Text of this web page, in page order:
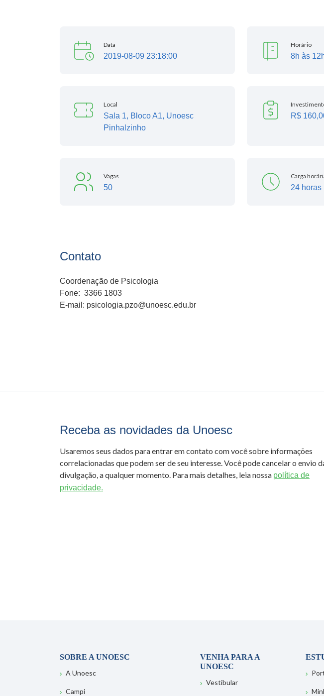
Data
2019-08-09 23:18:00
Horário
8h às
Local
Sala 1, Bloco A1, Unoesc
Pinhalzinho
R$
Vagas
50
Carga
24 horas
Contato
Coordenação de Psicologia
Fone: 3366 1803
E-mail: psicologia.pzo@unoesc.edu.br
Receba as novidades da Unoesc
Usaremos seus dados para entrar em contato com você sobre informações
correlacionadas que podem ser de seu interesse. Você pode cancelar o envio
divulgação, a qualquer momento. Para mais detalhes, leia nossa política de
privacidade.
SOBRE A UNOESC
A Unoesc
Campi
VENHA PARA A
UNOESC
Vestibular